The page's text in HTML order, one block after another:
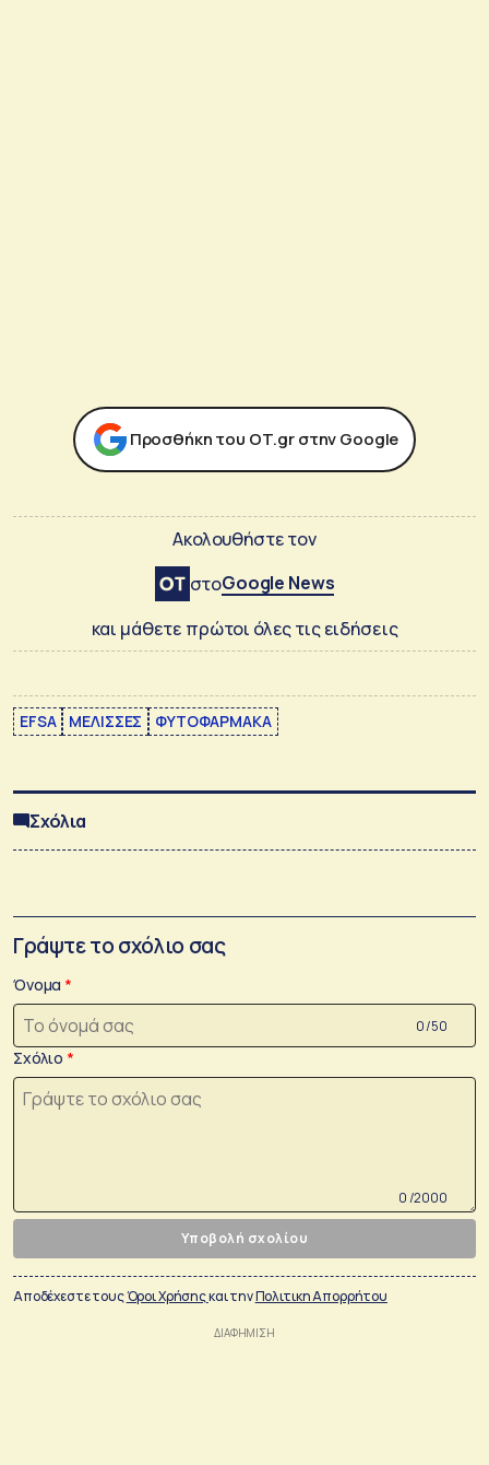
Προσθήκη του ΟΤ.gr στην Google
Ακολουθήστε τον
στοGoogle News
και μάθετε πρώτοι όλες τις ειδήσεις
EFSA ΜΕΛΙΣΣΕΣ ΦΥΤΟΦΑΡΜΑΚΑ
Σχόλια
Γράψτε το σχόλιο σας
Όνομα
0 /50
Σχόλιο
0 /2000
Υποβολή σχολίου
Αποδέχεστε τουςΌροι Χρήσηςκαι τηνΠολιτικη Απορρήτου